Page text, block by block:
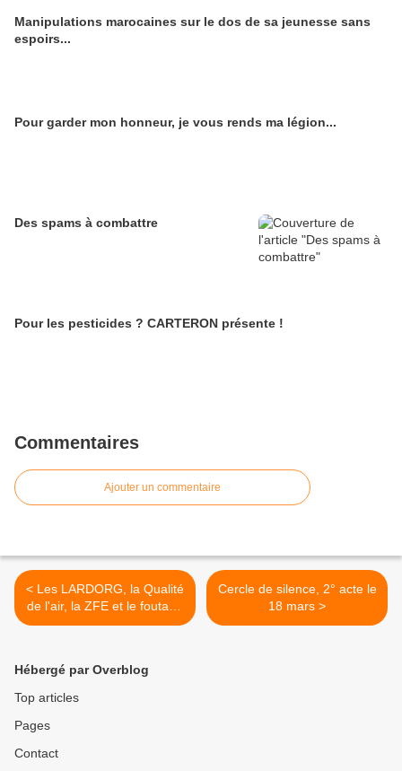
Manipulations marocaines sur le dos de sa jeunesse sans
espoirs...
Pour garder mon honneur, je vous rends ma légion...
Des spams à combattre
Pour les pesticides ? CARTERON présente !
Commentaires
Ajouter un commentaire
< Les LARDORG, la Qualité
de l'air, la ZFE et le foutage
de gueule...
Cercle de silence, 2° acte le
18 mars >
Hébergé par Overblog
Top articles
Pages
Contact